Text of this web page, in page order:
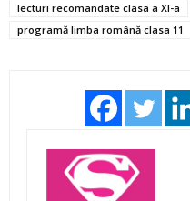
lecturi recomandate clasa a XI-a
programă limba română clasa 11